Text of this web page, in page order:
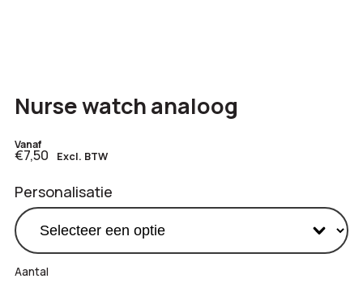
Nurse watch analoog
Vanaf
€7,50 Excl. BTW
Personalisatie